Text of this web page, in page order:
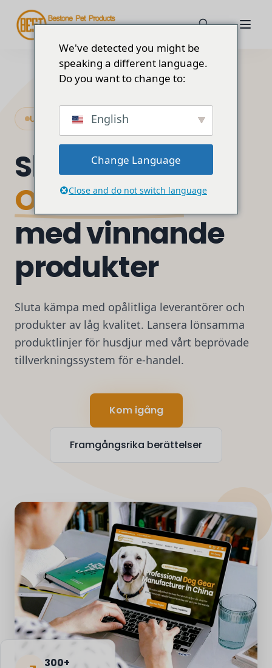
Utformad för framgångsrik e-handel
Skala din
Onlinebutik
med vinnande
produkter
Sluta kämpa med opålitliga leverantörer och
produkter av låg kvalitet. Lansera lönsamma
produktlinjer för husdjur med vårt beprövade
tillverkningssystem för e-handel.
Kom igång
Framgångsrika berättelser
300+
We've detected you might be
speaking a different language.
Do you want to change to:
English
Change Language
Close and do not switch language